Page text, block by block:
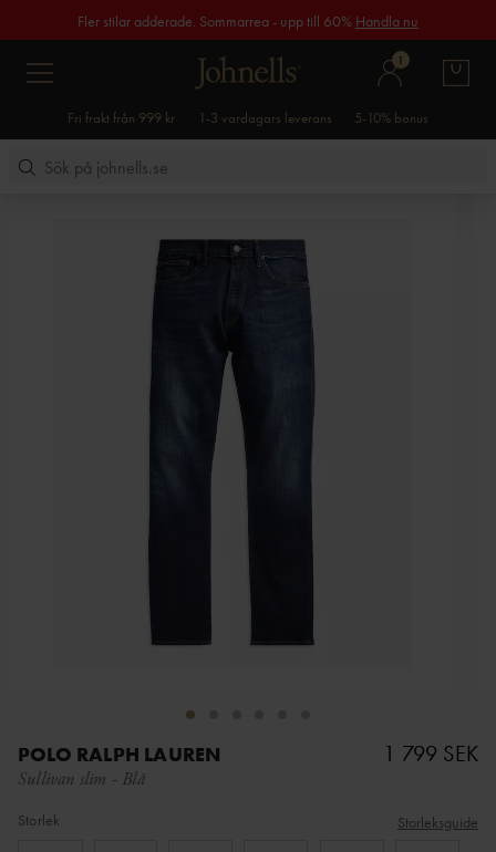
Fler stilar adderade. Sommarrea - upp till 60% Handla nu
1
Fri frakt från 999 kr 1-3 vardagars leverans 5-10% bonus
POLO RALPH LAUREN
Sullivan slim - Blå
1 799 SEK
Storlek Storleksguide